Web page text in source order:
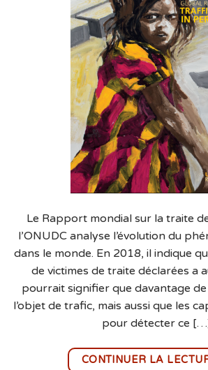
Le Rapport mondial sur la traite
l’ONUDC analyse l’évolution du
dans le monde. En 2018, il indique
de victimes de traite déclarées a
pourrait signifier que davantage
l’objet de trafic, mais aussi que les
pour détecter ce
CONTINUER LA